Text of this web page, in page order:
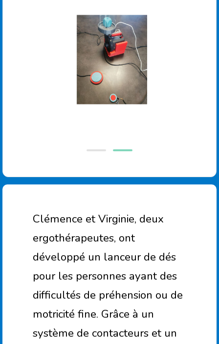
Clémence et Virginie, deux
ergothérapeutes, ont
développé un lanceur de dés
pour les personnes ayant des
difficultés de préhension ou de
motricité fine. Grâce à un
système de contacteurs et un